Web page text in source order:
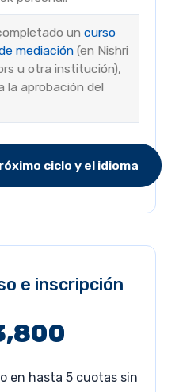
un curso
mediación (en Nishri
u otra institución),
la aprobación del
ciclo y el idioma
e inscripción
en hasta 5 cuotas sin